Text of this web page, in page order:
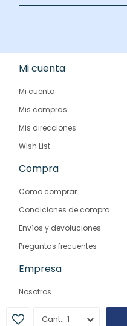
1
Mi cuenta
Mi cuenta
Mis compras
Mis direcciones
Wish List
Compra
Como comprar
Condiciones de compra
Envíos y devoluciones
Preguntas frecuentes
Empresa
Nosotros